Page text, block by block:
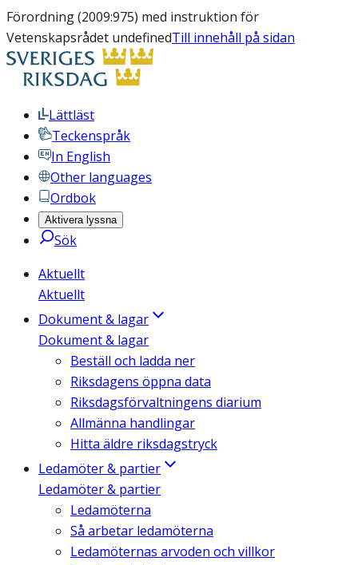
Förordning (2009:975) med instruktion för
Vetenskapsrådet undefinedTill innehåll på sidan
Lättläst
Teckenspråk
In English
Other languages
Ordbok
Aktivera lyssna
Sök
Aktuellt
Aktuellt
Dokument & lagar
Dokument & lagar
Beställ och ladda ner
Riksdagens öppna data
Riksdagsförvaltningens diarium
Allmänna handlingar
Hitta äldre riksdagstryck
Ledamöter & partier
Ledamöter & partier
Ledamöterna
Så arbetar ledamöterna
Ledamöternas arvoden och villkor